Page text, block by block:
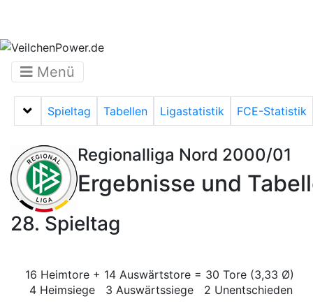
Menü
Menü auf-/zuklappen
Spieltag Tabellen Ligastatistik FCE-Statistik
Regionalliga Nord 2000/01
Ergebnisse und
28. Spieltag
16 Heimtore + 14 Auswärtstore = 30 Tore (3,33 Ø)
4 Heimsiege 3 Auswärtssiege 2 Unentschieden